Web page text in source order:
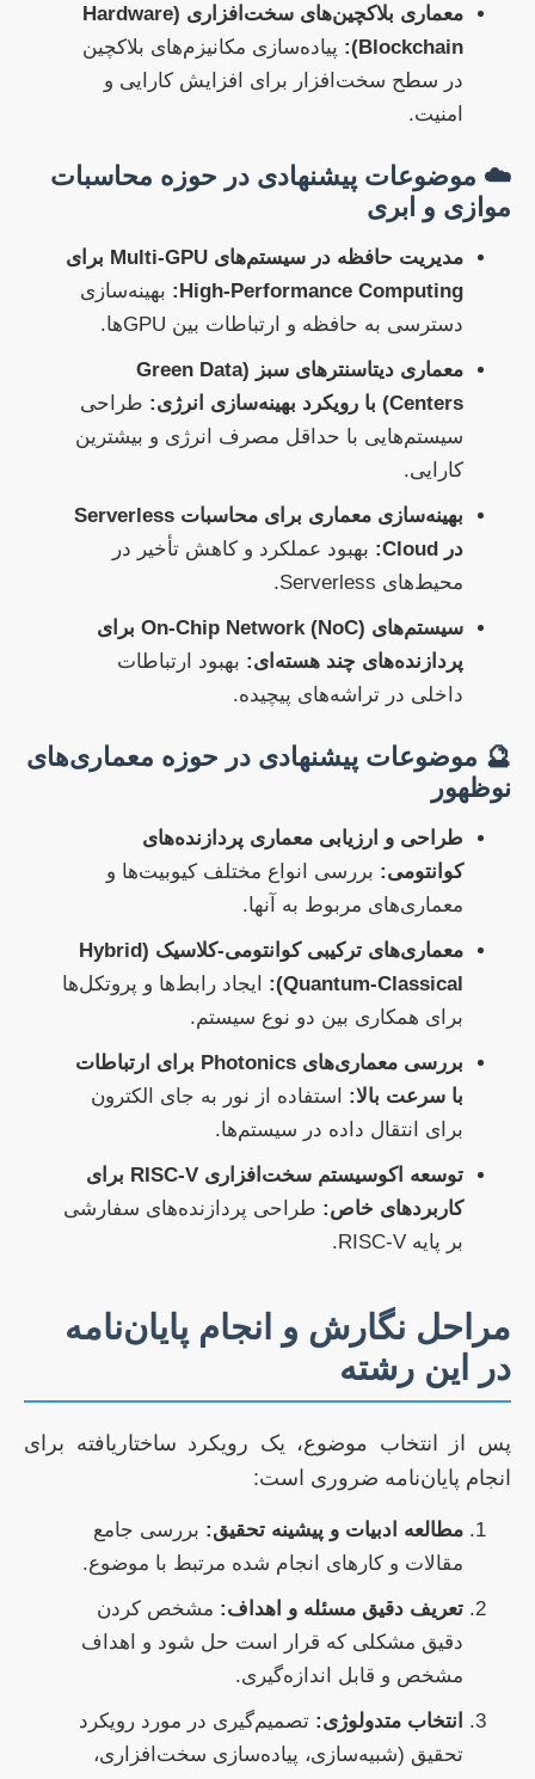
معماری بلاکچین‌های سخت‌افزاری (Hardware
Blockchain):
پیاده‌سازی مکانیزم‌های بلاکچین
در سطح سخت‌افزار برای افزایش کارایی و
امنیت.
☁️ موضوعات پیشنهادی در حوزه محاسبات
موازی و ابری
مدیریت حافظه در سیستم‌های Multi-GPU برای
High-Performance Computing:
بهینه‌سازی
دسترسی به حافظه و ارتباطات بین GPUها.
معماری دیتاسنترهای سبز (Green Data
Centers) با رویکرد بهینه‌سازی انرژی:
طراحی
سیستم‌هایی با حداقل مصرف انرژی و بیشترین
کارایی.
بهینه‌سازی معماری برای محاسبات Serverless
در Cloud:
بهبود عملکرد و کاهش تأخیر در
محیط‌های Serverless.
سیستم‌های On-Chip Network (NoC) برای
پردازنده‌های چند هسته‌ای: بهبود ارتباطات
داخلی در تراشه‌های پیچیده.
🔮 موضوعات پیشنهادی در حوزه معماری‌های
نوظهور
طراحی و ارزیابی معماری پردازنده‌های
کوانتومی: بررسی انواع مختلف کیوبیت‌ها و
معماری‌های مربوط به آنها.
معماری‌های ترکیبی کوانتومی-کلاسیک (Hybrid
Quantum-Classical):
ایجاد رابط‌ها و پروتکل‌ها
برای همکاری بین دو نوع سیستم.
بررسی معماری‌های Photonics برای ارتباطات
با سرعت بالا: استفاده از نور به جای الکترون
برای انتقال داده در سیستم‌ها.
توسعه اکوسیستم سخت‌افزاری RISC-V برای
کاربردهای خاص: طراحی پردازنده‌های سفارشی
بر پایه RISC-V.
مراحل نگارش و انجام پایان‌نامه
در این رشته
پس از انتخاب موضوع، یک رویکرد ساختاریافته برای
انجام پایان‌نامه ضروری است:
مطالعه ادبیات و پیشینه تحقیق: بررسی جامع
مقالات و کارهای انجام شده مرتبط با موضوع.
تعریف دقیق مسئله و اهداف: مشخص کردن
دقیق مشکلی که قرار است حل شود و اهداف
مشخص و قابل اندازه‌گیری.
انتخاب متدولوژی: تصمیم‌گیری در مورد رویکرد
تحقیق (شبیه‌سازی، پیاده‌سازی سخت‌افزاری،